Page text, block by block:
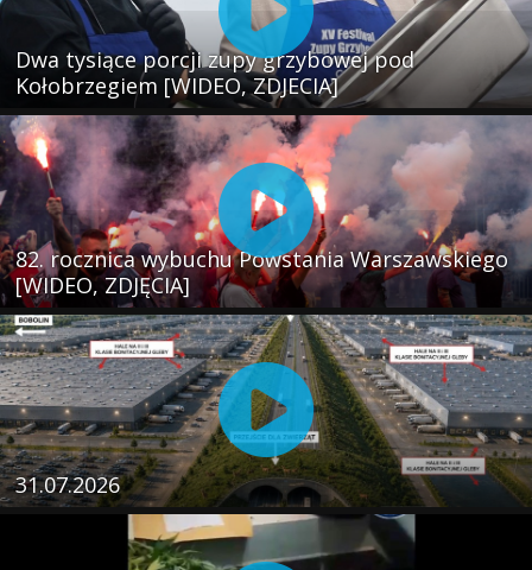
Dwa tysiące porcji zupy grzybowej pod
Kołobrzegiem [WIDEO, ZDJECIA]
82. rocznica wybuchu Powstania Warszawskiego
[WIDEO, ZDJĘCIA]
31.07.2026